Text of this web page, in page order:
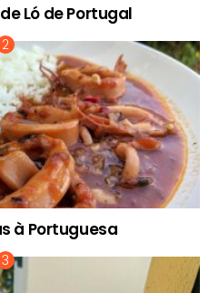
Ló de Portugal
à Portuguesa